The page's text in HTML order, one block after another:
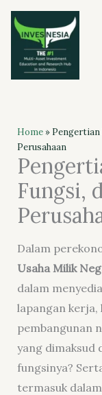
Skip
content
Home» Pengertian
Perusahaan
Fungsi,
Dalam
Usaha Milik
dalam
lapangan
pembangunan
yang dimaksud
fungsinya?
termasuk